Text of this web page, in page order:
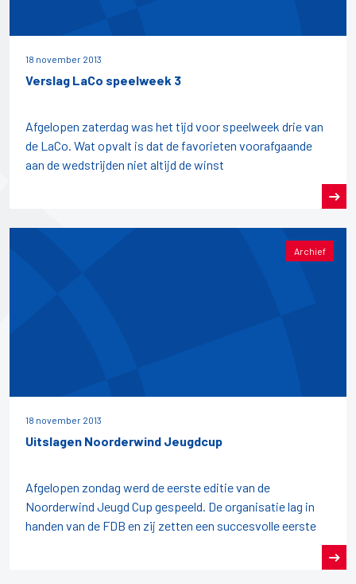
18 november 2013
Verslag LaCo speelweek 3
Afgelopen zaterdag was het tijd voor speelweek drie van
de LaCo. Wat opvalt is dat de favorieten voorafgaande
aan de wedstrijden niet altijd de winst
Archief
18 november 2013
Uitslagen Noorderwind Jeugdcup
Afgelopen zondag werd de eerste editie van de
Noorderwind Jeugd Cup gespeeld. De organisatie lag in
handen van de FDB en zij zetten een succesvolle eerste